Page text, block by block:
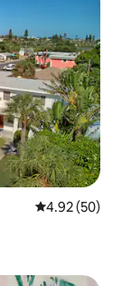
レビュー50
4.92 (50)